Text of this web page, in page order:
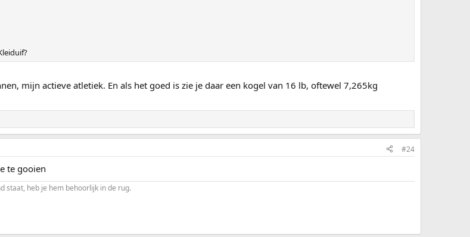
mijn actieve atletiek. En als het goed is zie je daar een kogel van 16 lb, oftewel 7,265kg
#24
te gooien
staat, heb je hem behoorlijk in de rug.